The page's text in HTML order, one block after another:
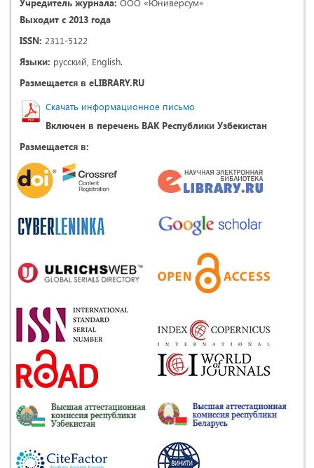
Учредитель журнала: ООО «Юниверсум»
Выходит с 2013 года
ISSN: 2311-5122
Языки: русский, English.
Размещается в eLIBRARY.RU
Скачать информационное письмо
Включен в перечень ВАК Республики Узбекистан
Размещается в: